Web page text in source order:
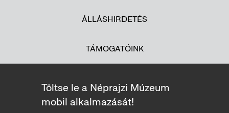
ÁLLÁSHIRDETÉS
TÁMOGATÓINK
Töltse le a Néprajzi Múzeum
mobil alkalmazását!